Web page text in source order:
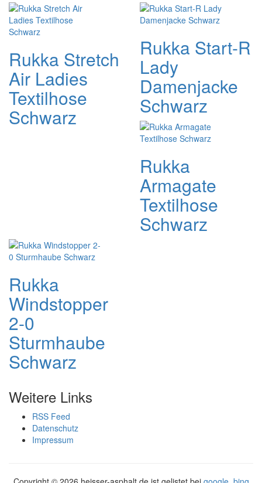
Rukka Stretch
Air Ladies
Textilhose
Schwarz
Rukka Start-R
Lady
Damenjacke
Schwarz
Rukka
Armagate
Textilhose
Schwarz
Rukka
Windstopper
2-0
Sturmhaube
Schwarz
Weitere Links
RSS Feed
Datenschutz
Impressum